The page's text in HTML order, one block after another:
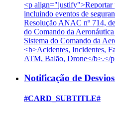
<p align="justify">Reportar
incluindo eventos de
Resolução ANAC nº 714,
do Comando da
Sistema do Comando da
<b>Acidentes, Incidentes,
ATM, Balão, Drone</b>.</
Notificação de
#CARD_SUBTITLE#